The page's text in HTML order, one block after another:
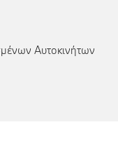
Αυτοκινήτων